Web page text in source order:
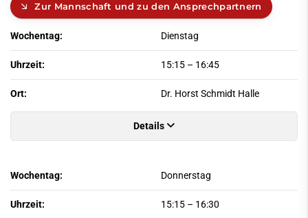
Zur Mannschaft und zu den Ansprechpartnern
Wochentag: Dienstag
Uhrzeit: 15:15 – 16:45
Ort: Dr. Horst Schmidt Halle
Details
Wochentag: Donnerstag
Uhrzeit: 15:15 – 16:30